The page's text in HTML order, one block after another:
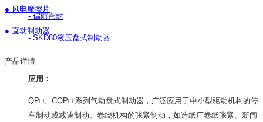
● 风电摩擦片
- 偏航密封
● 直动制动器
- SKD80液压盘式制动器
产品详情
应用：
QP□、CQP□ 系列气动盘式制动器，广泛应用于中小型驱动机构的停
车制动或减速制动。卷绕机构的张紧制动，如造纸厂卷纸张紧、新闻